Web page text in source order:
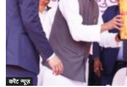
करेंट न्यूज़